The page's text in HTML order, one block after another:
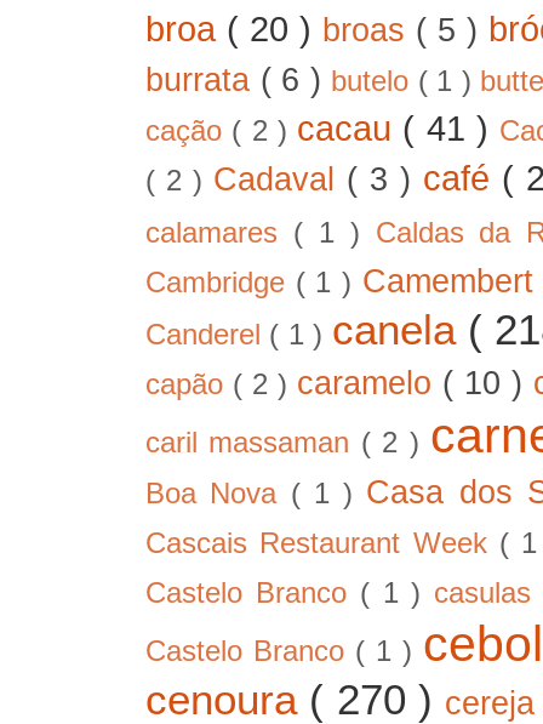
broa ( 20 ) broas ( 5 )
burrata ( 6 ) butelo ( 1 )
cação ( 2 ) cacau ( 41 )
( 2 ) Cadaval ( 3 ) café (
calamares ( 1 ) Caldas da
Cambridge ( 1 )
Canderel ( 1 ) canela (
capão ( 2 ) caramelo ( 10 )
caril massaman ( 2 )
Boa Nova ( 1 ) Casa dos
Cascais Restaurant Week (
Castelo Branco ( 1 )
Castelo Branco ( 1 )
cenoura ( 270 )